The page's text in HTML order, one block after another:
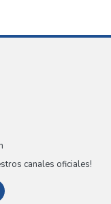
canales oficiales!